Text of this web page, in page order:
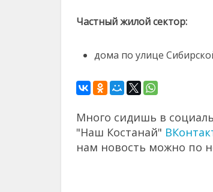
Частный жилой сектор:
дома по улице
Много сидишь в
"Наш Костанай"
нам новость можно по